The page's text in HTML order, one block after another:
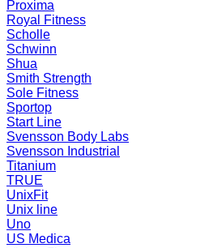
Proxima
Royal Fitness
Scholle
Schwinn
Shua
Smith Strength
Sole Fitness
Sportop
Start Line
Svensson Body Labs
Svensson Industrial
Titanium
TRUE
UnixFit
Unix line
Uno
US Medica